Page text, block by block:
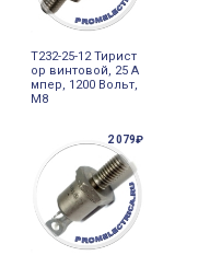
Т232-25-12 Тирист
ор винтовой, 25 А
мпер, 1200 Вольт,
М8
2 079₽